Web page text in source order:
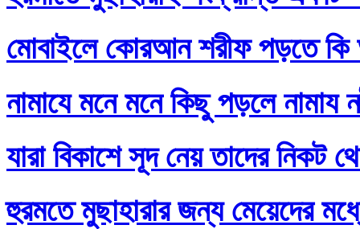
মোবাইলে কোরআন শরীফ পড়তে
নামাযে মনে মনে কিছু পড়লে নামায
যারা বিকাশে সূদ নেয় তাদের নিকট
হুরমতে মুছাহারার জন্য মেয়েদের